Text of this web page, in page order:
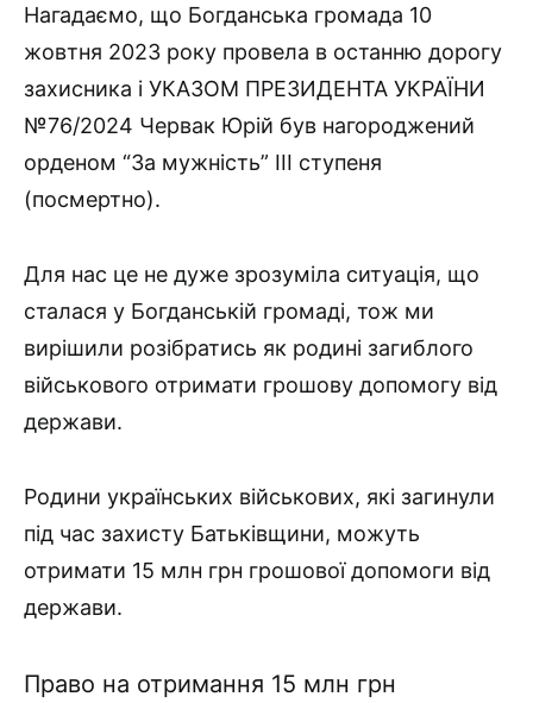
Нагадаємо, що Богданська громада 10
жовтня 2023 року провела в останню дорогу
захисника і УКАЗОМ ПРЕЗИДЕНТА УКРАЇНИ
№76/2024 Червак Юрій був нагороджений
орденом “За мужність” ІІІ ступеня
(посмертно).
Для нас це не дуже зрозуміла ситуація, що
сталася у Богданській громаді, тож ми
вирішили розібратись як родині загиблого
військового отримати грошову допомогу від
держави.
Родини українських військових, які загинули
під час захисту Батьківщини, можуть
отримати 15 млн грн грошової допомоги від
держави.
Право на отримання 15 млн грн